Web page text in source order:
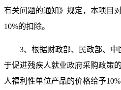
有关问题的通知》规定，本项目
10%的扣除。
3、 根据财政部、民政部、
于促进残疾人就业政府采购政策
人福利性单位产品的价格给予10